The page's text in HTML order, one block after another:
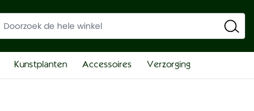
Kunstplanten Accessoires Verzorging